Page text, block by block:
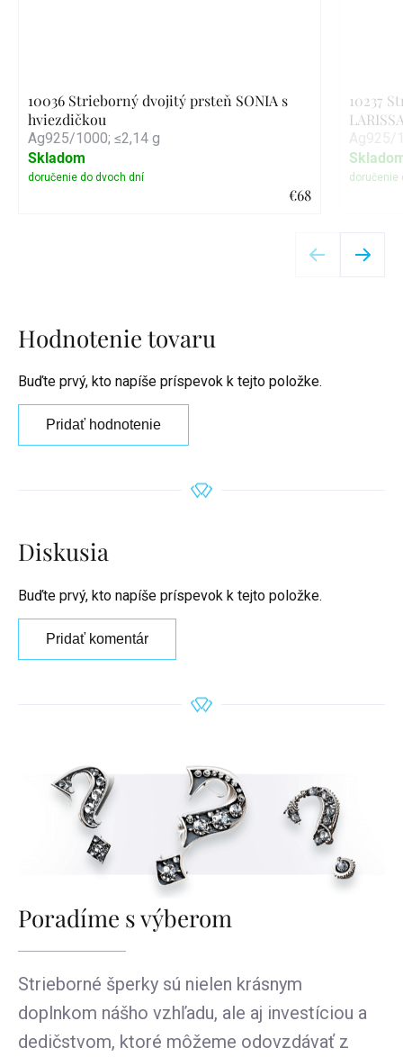
10036 Strieborný dvojitý prsteň SONIA s
hviezdičkou
Ag925/1000; ≤2,14 g
€68
Skladom
10237
Hodnotenie tovaru
Buďte prvý, kto napíše príspevok k tejto položke.
Pridať hodnotenie
Diskusia
Buďte prvý, kto napíše príspevok k tejto položke.
Pridať komentár
Poradíme s výberom
Strieborné šperky sú nielen krásnym
doplnkom nášho vzhľadu, ale aj investíciou a
dedičstvom, ktoré môžeme odovzdávať z